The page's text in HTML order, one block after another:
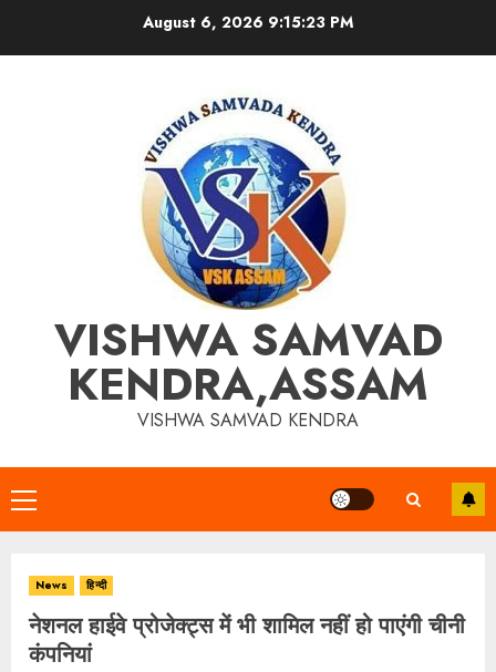
August 6, 2026 9:15:23 PM
VISHWA SAMVAD
KENDRA,ASSAM
VISHWA SAMVAD KENDRA
Primary
Menu
News हिन्दी
नेशनल हाईवे प्रोजेक्ट्स में भी शामिल नहीं हो पाएंगी चीनी
कंपनियां